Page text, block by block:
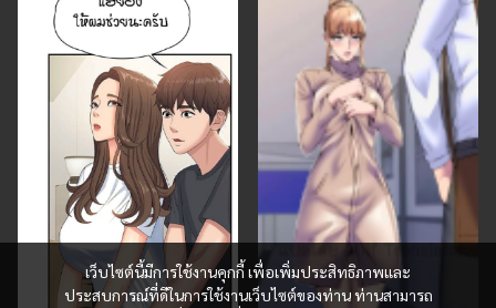
เว็บไซต์นี้มีการใช้งานคุกกี้ เพื่อเพิ่มประสิทธิภาพและ
ประสบการณ์ที่ดีในการใช้งานเว็บไซต์ของท่าน ท่านสามารถ